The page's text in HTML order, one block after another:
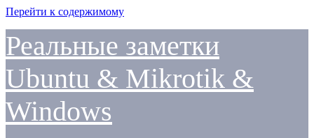
Перейти к содержимому
Реальные заметки
Ubuntu & Mikrotik &
Windows